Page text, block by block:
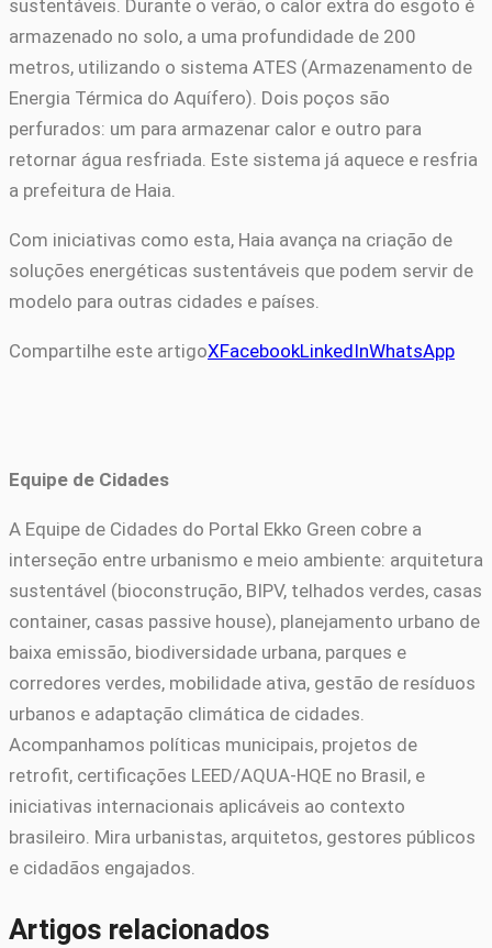
sustentáveis. Durante o verão, o calor extra do esgoto é
armazenado no solo, a uma profundidade de 200
metros, utilizando o sistema ATES (Armazenamento de
Energia Térmica do Aquífero). Dois poços são
perfurados: um para armazenar calor e outro para
retornar água resfriada. Este sistema já aquece e resfria
a prefeitura de Haia.
Com iniciativas como esta, Haia avança na criação de
soluções energéticas sustentáveis que podem servir de
modelo para outras cidades e países.
Compartilhe este artigoXFacebookLinkedInWhatsApp
Equipe de Cidades
A Equipe de Cidades do Portal Ekko Green cobre a
interseção entre urbanismo e meio ambiente: arquitetura
sustentável (bioconstrução, BIPV, telhados verdes, casas
container, casas passive house), planejamento urbano de
baixa emissão, biodiversidade urbana, parques e
corredores verdes, mobilidade ativa, gestão de resíduos
urbanos e adaptação climática de cidades.
Acompanhamos políticas municipais, projetos de
retrofit, certificações LEED/AQUA-HQE no Brasil, e
iniciativas internacionais aplicáveis ao contexto
brasileiro. Mira urbanistas, arquitetos, gestores públicos
e cidadãos engajados.
Artigos relacionados